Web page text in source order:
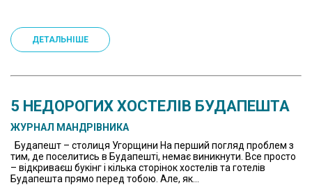
ДЕТАЛЬНІШЕ
5 НЕДОРОГИХ ХОСТЕЛІВ БУДАПЕШТА
ЖУРНАЛ МАНДРІВНИКА
Будапешт – столиця Угорщини На перший погляд проблем з
тим, де поселитись в Будапешті, немає виникнути. Все просто
– відкриваєш букінг і кілька сторінок хостелів та готелів
Будапешта прямо перед тобою. Але, як...